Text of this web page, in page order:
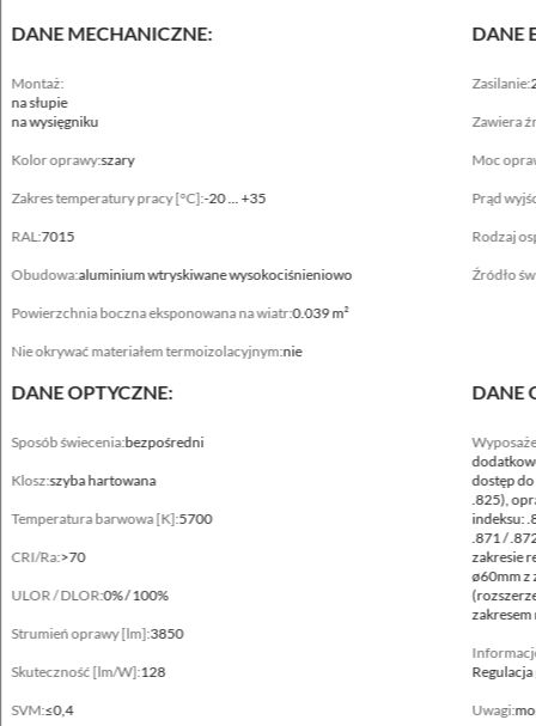
DANE MECHANICZNE:
Montaż:
na słupie
na wysięgniku
Kolor oprawy:szary
Zakres temperatury pracy [°C]:-20 ... +35
RAL:7015
Obudowa:aluminium wtryskiwane wysokociśnieniowo
Powierzchnia boczna eksponowana na wiatr:0.039 m²
Nie okrywać materiałem termoizolacyjnym:nie
DANE
Zasilanie:
Zawiera
Moc
Prąd
Rodzaj
Źródło
DANE OPTYCZNE:
Sposób świecenia:bezpośredni
Klosz:szyba hartowana
Temperatura barwowa [K]:5700
CRI/Ra:>70
ULOR / DLOR:0% / 100%
Strumień oprawy [lm]:3850
Skuteczność [lm/W]:128
SVM:≤0,4
DANE
dostęp
.825),
indeksu:
.871 /
zakresie
ø60mm z
zakresem
Uwagi:
na słupie ø40-60mm, na słupie ø76mm - modyfikacja .829, na wysięgniku ø40-
szary
7035